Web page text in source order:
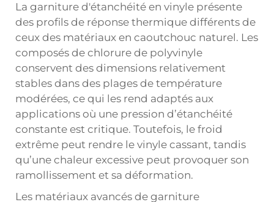
La garniture d'étanchéité en vinyle présente
des profils de réponse thermique différents de
ceux des matériaux en caoutchouc naturel. Les
composés de chlorure de polyvinyle
conservent des dimensions relativement
stables dans des plages de température
modérées, ce qui les rend adaptés aux
applications où une pression d’étanchéité
constante est critique. Toutefois, le froid
extrême peut rendre le vinyle cassant, tandis
qu’une chaleur excessive peut provoquer son
ramollissement et sa déformation.
Les matériaux avancés de garniture